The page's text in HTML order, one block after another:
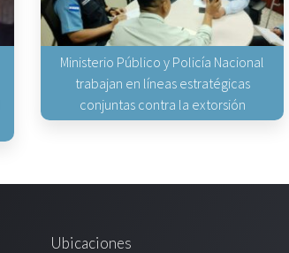
Ministerio Público y Policía Nacional
trabajan en líneas estratégicas
conjuntas contra la extorsión
Ubicaciones